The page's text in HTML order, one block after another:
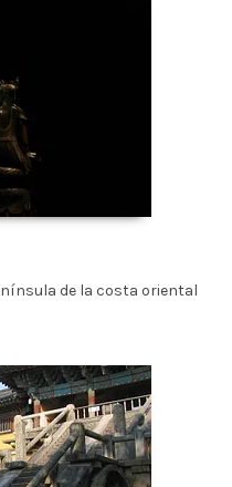
de la costa oriental